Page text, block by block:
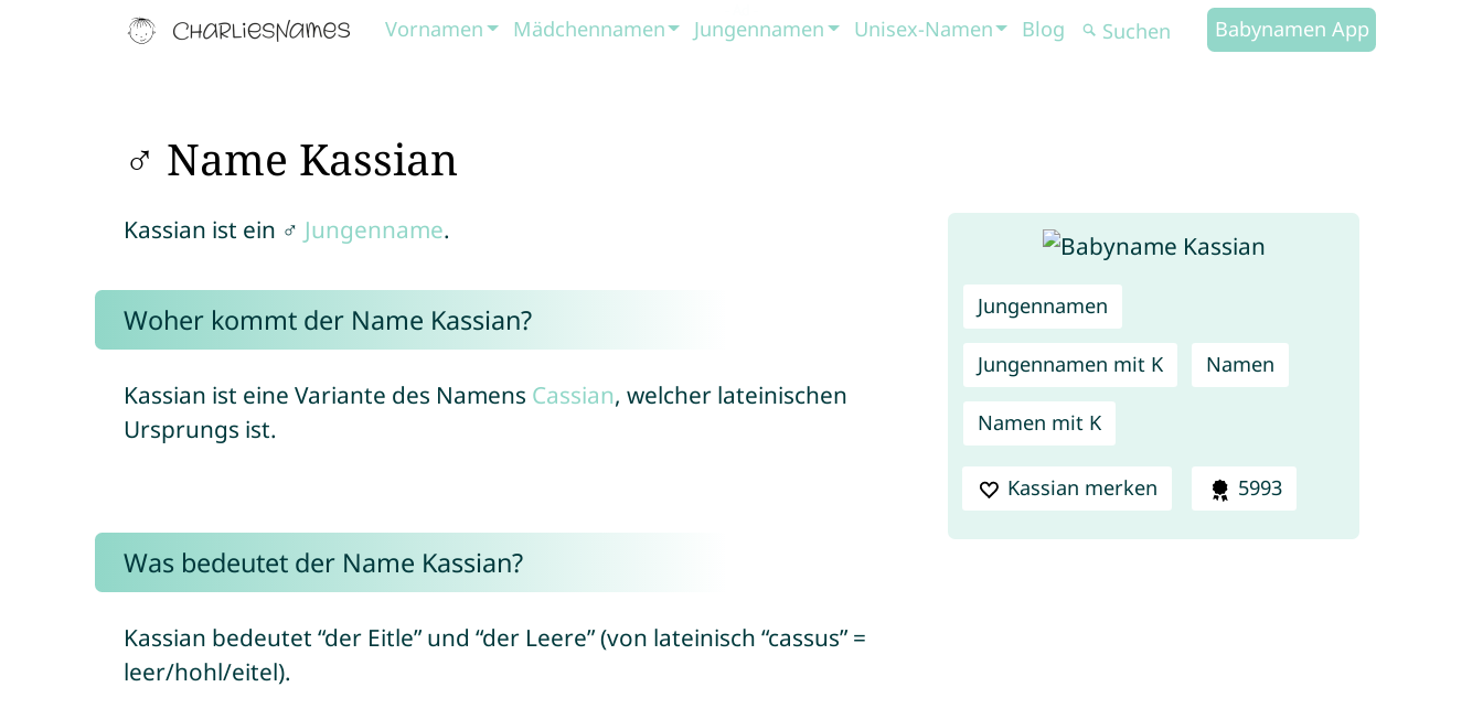
Vornamen Mädchennamen Jungennamen Unisex-Namen Blog Babynamen App
♂ Name Kassian
Jungennamen
Jungennamen mit K Namen
Namen mit K
Kassian merken 5993
Kassian ist ein ♂ Jungenname.
Woher kommt der Name Kassian?
Kassian ist eine Variante des Namens Cassian, welcher lateinischen
Ursprungs ist.
Was bedeutet der Name Kassian?
Kassian bedeutet “der Eitle” und “der Leere” (von lateinisch “cassus” =
leer/hohl/eitel).